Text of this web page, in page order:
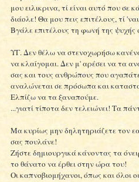
μου ειλικρινα, τί είναι αυτό που σε
διάολε! Θα μου πεις επιτέλους, τί
Βγάλε επιτέλους τη φωνή της ψυχής
ΥΓ. Δεν θέλω να στενοχωρήσω
να κλαίγομαι. Δεν μ' αρέσει να τα
σας και τους ανθρώπους που
αναλώνεται σε πρόσωπα και
Ελπίζω να τα ξαναπούμε.
...γιατί τίποτα δεν τελειώνει! Τα
Μα κυρίως μην δηλητηριάζετε τον
σας πουλάνε!
Ζήστε δημιουργικά κάνοντας τα
το θάνατο να έρθει στην ώρα του!
Οι καπνοβιομήχανοι, όπως και όλοι